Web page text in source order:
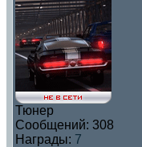
Тюнер
Сообщений: 308
Награды: 7